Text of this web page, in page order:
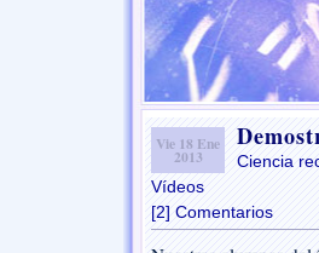
Vie 18 Ene
2013 Ciencia
Vídeos
[2] Comentarios